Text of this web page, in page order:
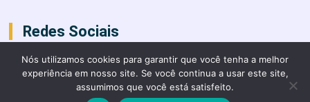
Redes Sociais
Nós utilizamos cookies para garantir que você tenha a melhor
experiência em nosso site. Se você continua a usar este site,
assumimos que você está satisfeito.